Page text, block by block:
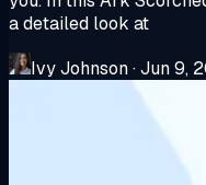
a detailed look at
Ivy Johnson·Jun 9,